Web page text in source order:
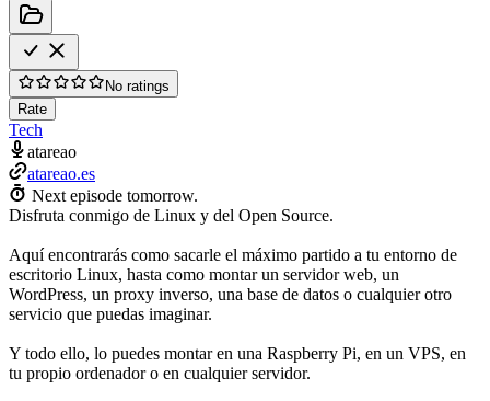
No ratings
Rate
Tech
atareao
atareao.es
Next episode tomorrow.
Disfruta conmigo de Linux y del Open Source.
Aquí encontrarás como sacarle el máximo partido a tu entorno de
escritorio Linux, hasta como montar un servidor web, un
WordPress, un proxy inverso, una base de datos o cualquier otro
servicio que puedas imaginar.
Y todo ello, lo puedes montar en una Raspberry Pi, en un VPS, en
tu propio ordenador o en cualquier servidor.